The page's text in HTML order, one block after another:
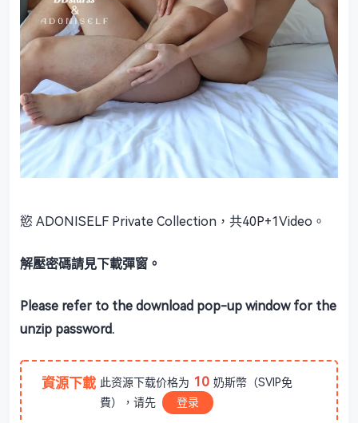
慾 ADONISELF Private Collection，共40P+1Video。
解壓密碼請見下載彈窗。
Please refer to the download pop-up window for the
unzip password.
資源下載 此资源下载价格为 10 奶斯幣（SVIP免
費），请先
登录